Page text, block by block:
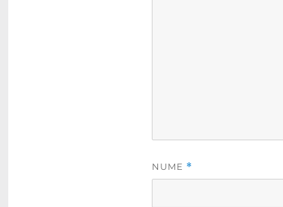
NUME *